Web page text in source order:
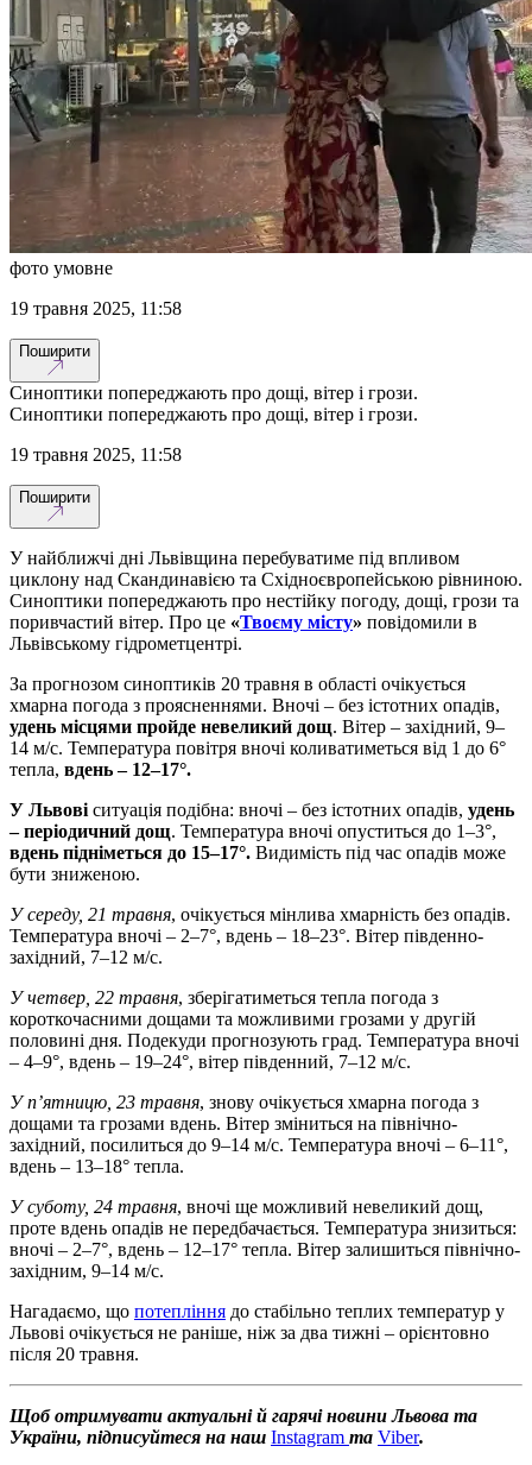
фото умовне
19 травня 2025, 11:58
Поширити
Синоптики попереджають про дощі, вітер і грози.
Синоптики попереджають про дощі, вітер і грози.
19 травня 2025, 11:58
Поширити
У найближчі дні Львівщина перебуватиме під впливом
циклону над Скандинавією та Східноєвропейською рівниною.
Синоптики попереджають про нестійку погоду, дощі, грози та
поривчастий вітер. Про це «Твоєму місту» повідомили в
Львівському гідрометцентрі.
За прогнозом синоптиків 20 травня в області очікується
хмарна погода з проясненнями. Вночі – без істотних опадів,
удень місцями пройде невеликий дощ. Вітер – західний, 9–
14 м/с. Температура повітря вночі коливатиметься від 1 до 6°
тепла, вдень – 12–17°.
У Львові ситуація подібна: вночі – без істотних опадів, удень
– періодичний дощ. Температура вночі опуститься до 1–3°,
вдень підніметься до 15–17°. Видимість під час опадів може
бути зниженою.
У середу, 21 травня, очікується мінлива хмарність без опадів.
Температура вночі – 2–7°, вдень – 18–23°. Вітер південно-
західний, 7–12 м/с.
У четвер, 22 травня, зберігатиметься тепла погода з
короткочасними дощами та можливими грозами у другій
половині дня. Подекуди прогнозують град. Температура вночі
– 4–9°, вдень – 19–24°, вітер південний, 7–12 м/с.
У п’ятницю, 23 травня, знову очікується хмарна погода з
дощами та грозами вдень. Вітер зміниться на північно-
західний, посилиться до 9–14 м/с. Температура вночі – 6–11°,
вдень – 13–18° тепла.
У суботу, 24 травня, вночі ще можливий невеликий дощ,
проте вдень опадів не передбачається. Температура знизиться:
вночі – 2–7°, вдень – 12–17° тепла. Вітер залишиться північно-
західним, 9–14 м/с.
Нагадаємо, що потепління до стабільно теплих температур у
Львові очікується не раніше, ніж за два тижні – орієнтовно
після 20 травня.
Щоб отримувати актуальні й гарячі новини Львова та
України, підписуйтеся на наш Instagram та Viber.